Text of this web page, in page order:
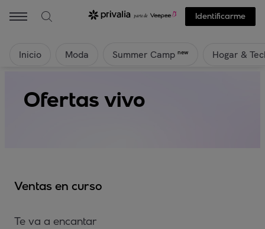
Identificarme
Inicio Moda Summer Camp new Hogar &
Ofertas vivo
Ventas en curso
Te va a encantar